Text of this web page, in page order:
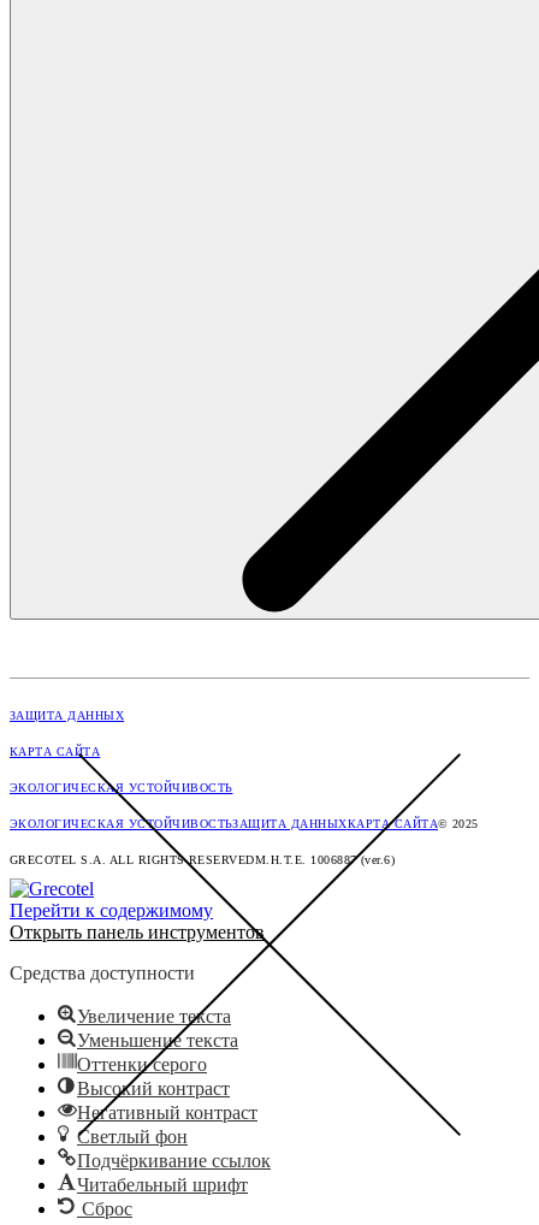
ЗАЩИТА ДАННЫХ
КАРТА САЙТА
ЭКОЛОГИЧЕСКАЯ УСТОЙЧИВОСТЬ
ЭКОЛОГИЧЕСКАЯ УСТОЙЧИВОСТЬЗАЩИТА ДАННЫХКАРТА САЙТА© 2025
GRECOTEL S.A. ALL RIGHTS RESERVEDM.H.T.E. 1006887 (ver.6)
Перейти к содержимому
Открыть панель инструментов
Средства доступности
Увеличение текста
Уменьшение текста
Оттенки серого
Высокий контраст
Негативный контраст
Светлый фон
Подчёркивание ссылок
Читабельный шрифт
Сброс